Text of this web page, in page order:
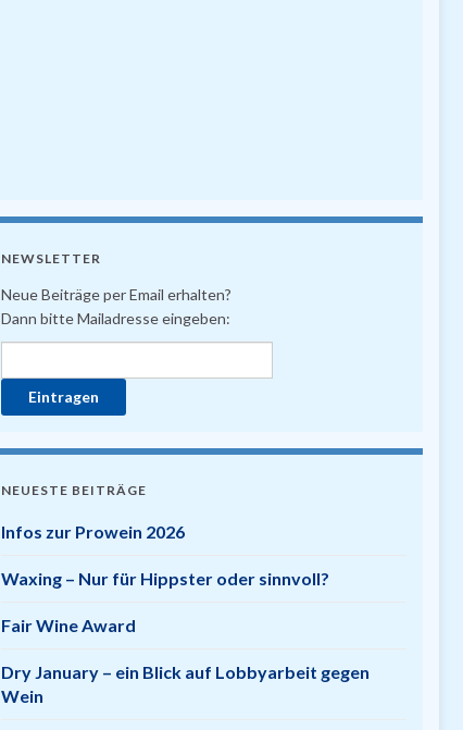
NEWSLETTER
Neue Beiträge per Email erhalten?
Dann bitte Mailadresse eingeben:
NEUESTE BEITRÄGE
Infos zur Prowein 2026
Waxing – Nur für Hippster oder sinnvoll?
Fair Wine Award
Dry January – ein Blick auf Lobbyarbeit gegen
Wein